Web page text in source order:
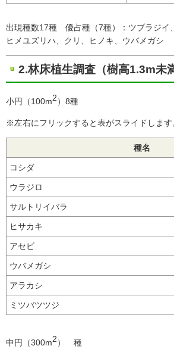
出現種数17種 優占種（7種）：ツブラジイ
ヒメユズリハ、クリ、ヒノキ、ウバメガシ
2.林床植生調査（樹高1.3m未
小円（100m2）8種
※左右にフリックすると表がスライドします
種名
コシダ
ウラジロ
サルトリイバラ
ヒサカキ
アセビ
ウバメガシ
アラカシ
ミツバツツジ
中円（300m2） 種